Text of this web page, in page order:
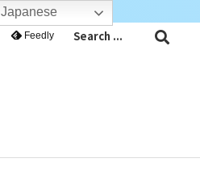
Feedly
Japanese